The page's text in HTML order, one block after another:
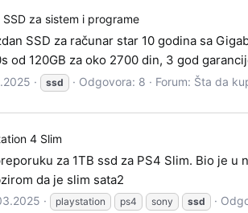
za sistem i programe
SSD za računar star 10 godina sa
od 120GB za oko 2700 din, 3 god
ssd Odgovora: 8 Forum: Šta da
4 Slim
za 1TB ssd za PS4 Slim. Bio je
da je slim sata2
playstation ps4 sony ssd